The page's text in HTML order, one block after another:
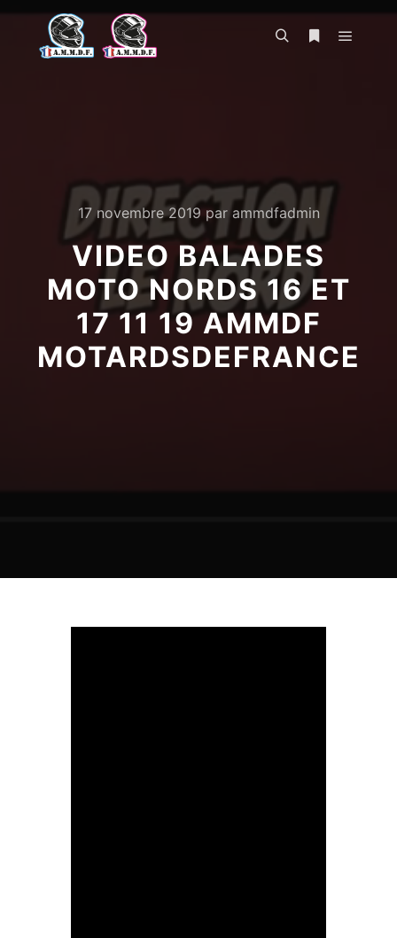
17 novembre 2019 parammdfadmin
VIDEO BALADES
MOTO NORDS 16 ET
17 11 19 AMMDF
MOTARDSDEFRANCE